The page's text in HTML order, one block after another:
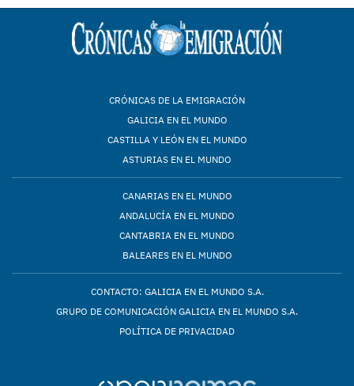
CRÓNICAS DE LA EMIGRACIÓN
GALICIA EN EL MUNDO
CASTILLA Y LEÓN EN EL MUNDO
ASTURIAS EN EL MUNDO
CANARIAS EN EL MUNDO
ANDALUCÍA EN EL MUNDO
CANTABRIA EN EL MUNDO
BALEARES EN EL MUNDO
CONTACTO: GALICIA EN EL MUNDO S.A.
GRUPO DE COMUNICACIÓN GALICIA EN EL MUNDO S.A.
POLÍTICA DE PRIVACIDAD